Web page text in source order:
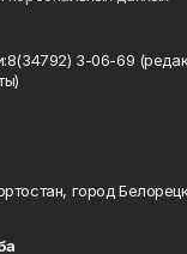
3-06-69
город